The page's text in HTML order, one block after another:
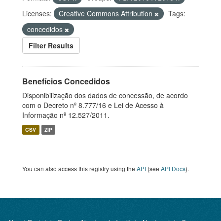
Licenses:
Creative Commons Attribution
Tags:
concedidos
Filter Results
Benefícios Concedidos
Disponibilização dos dados de concessão, de acordo
com o Decreto nº 8.777/16 e Lei de Acesso à
Informação nº 12.527/2011.
CSV ZIP
You can also access this registry using the API (see API Docs).